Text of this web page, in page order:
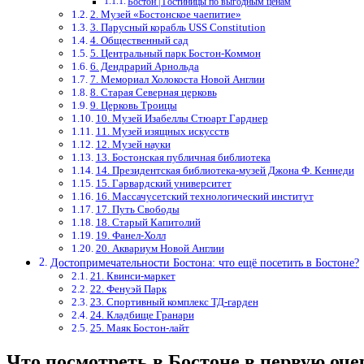
Бостон | Гостиницы по выгодным ценам
2. Музей «Бостонское чаепитие»
3. Парусный корабль USS Constitution
4. Общественный сад
5. Центральный парк Бостон-Коммон
6. Дендрарий Арнольда
7. Мемориал Холокоста Новой Англии
8. Старая Северная церковь
9. Церковь Троицы
10. Музей Изабеллы Стюарт Гарднер
11. Музей изящных искусств
12. Музей науки
13. Бостонская публичная библиотека
14. Президентская библиотека-музей Джона Ф. Кеннеди
15. Гарвардский университет
16. Массачусетский технологический институт
17. Путь Свободы
18. Старый Капитолий
19. Фанел-Холл
20. Аквариум Новой Англии
Достопримечательности Бостона: что ещё посетить в Бостоне?
21. Квинси-маркет
22. Фенуэй Парк
23. Спортивный комплекс ТД-гарден
24. Кладбище Гранари
25. Маяк Бостон-лайт